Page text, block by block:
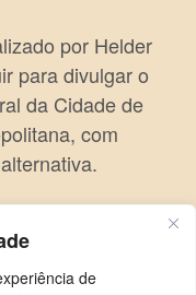
de
por Helder
para divulgar o
da Cidade de
com